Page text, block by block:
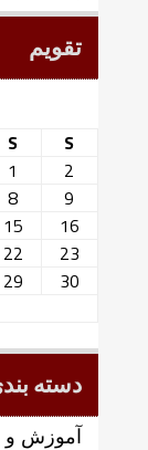
تقویم
S
S
1
2
8
9
15
16
22
23
29
30
دسته
آموزش